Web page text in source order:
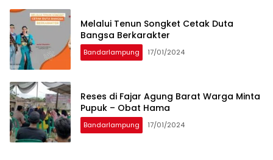
Melalui Tenun Songket Cetak Duta
Bangsa Berkarakter
Bandarlampung 17/01/2024
Reses di Fajar Agung Barat Warga Minta
Pupuk – Obat Hama
Bandarlampung 17/01/2024